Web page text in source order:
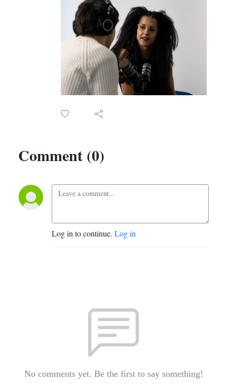
Comment (0)
Log in to continue. Log in
No comments yet. Be the first to say something!